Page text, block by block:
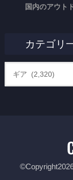
国内のアウト
カテゴリ